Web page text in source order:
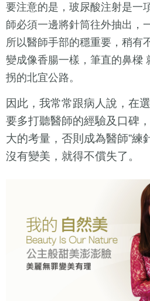
要注意的是，玻尿酸注射是一
師必須一邊將針筒往外抽出，
所以醫師手部的穩重要，稍有
變成像香腸一樣，筆直的鼻樑
拐的北宜公路。
因此，我常常跟病人說，在
要多打聽醫師的經驗及口碑
大的考量，否則成為醫師”練
沒有變美，就得不償失了。